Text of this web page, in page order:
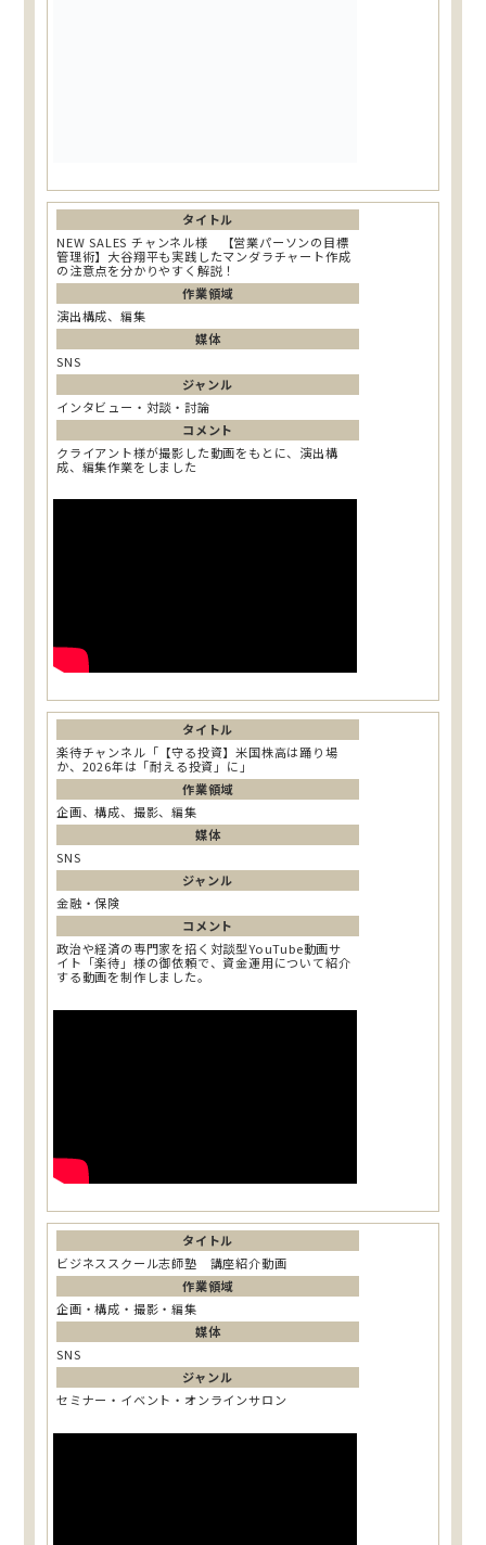
タイトル
NEW SALES チャンネル様 【営業パーソンの目標
管理術】大谷翔平も実践したマンダラチャート作成
の注意点を分かりやすく解説！
作業領域
演出構成、編集
媒体
SNS
ジャンル
インタビュー・対談・討論
コメント
クライアント様が撮影した動画をもとに、演出構
成、編集作業をしました
タイトル
楽待チャンネル「【守る投資】米国株高は踊り場
か、2026年は「耐える投資」に」
作業領域
企画、構成、撮影、編集
媒体
SNS
ジャンル
金融・保険
コメント
政治や経済の専門家を招く対談型YouTube動画サ
イト「楽待」様の御依頼で、資金運用について紹介
する動画を制作しました。
タイトル
ビジネススクール志師塾 講座紹介動画
作業領域
企画・構成・撮影・編集
媒体
SNS
ジャンル
セミナー・イベント・オンラインサロン